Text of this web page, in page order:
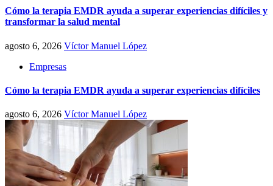
Cómo la terapia EMDR ayuda a superar experiencias difíciles y
transformar la salud mental
agosto 6, 2026 Víctor Manuel López
Empresas
Cómo la terapia EMDR ayuda a superar experiencias difíciles
agosto 6, 2026 Víctor Manuel López